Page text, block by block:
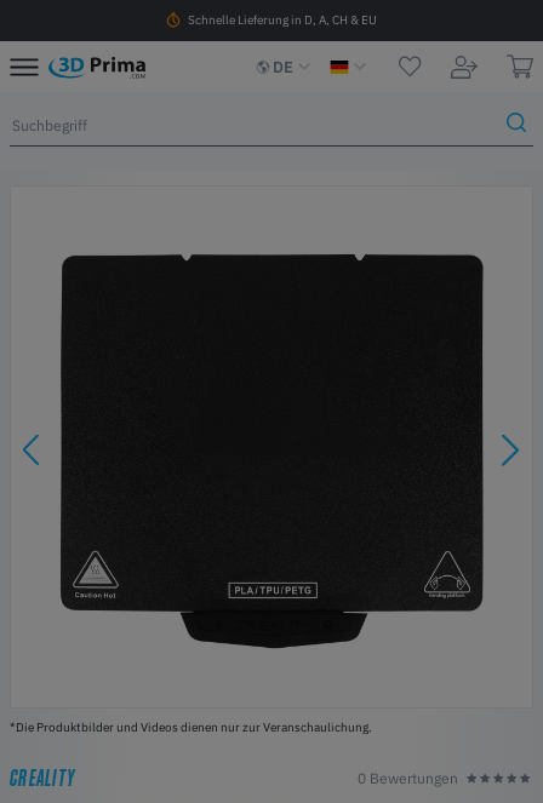
Schnelle Lieferung in D, A, CH & EU
DE
*Die Produktbilder und Videos dienen nur zur Veranschaulichung.
CREALITY 0 Bewertungen